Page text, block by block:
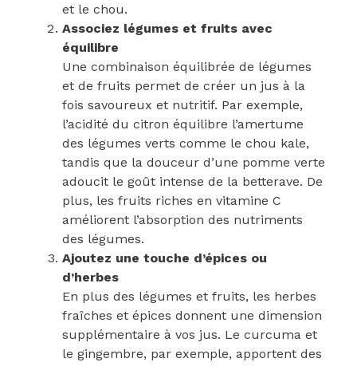
et le chou.
Associez légumes et fruits avec
équilibre
Une combinaison équilibrée de légumes
et de fruits permet de créer un jus à la
fois savoureux et nutritif. Par exemple,
l’acidité du citron équilibre l’amertume
des légumes verts comme le chou kale,
tandis que la douceur d’une pomme verte
adoucit le goût intense de la betterave. De
plus, les fruits riches en vitamine C
améliorent l’absorption des nutriments
des légumes.
Ajoutez une touche d’épices ou
d’herbes
En plus des légumes et fruits, les herbes
fraîches et épices donnent une dimension
supplémentaire à vos jus. Le curcuma et
le gingembre, par exemple, apportent des